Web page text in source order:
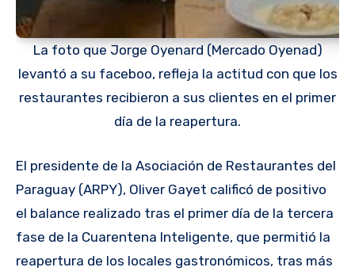
La foto que Jorge Oyenard (Mercado Oyenad)
levantó a su faceboo, refleja la actitud con que los
restaurantes recibieron a sus clientes en el primer
día de la reapertura.
El presidente de la Asociación de Restaurantes del
Paraguay (ARPY), Oliver Gayet calificó de positivo
el balance realizado tras el primer día de la tercera
fase de la Cuarentena Inteligente, que permitió la
reapertura de los locales gastronómicos, tras más